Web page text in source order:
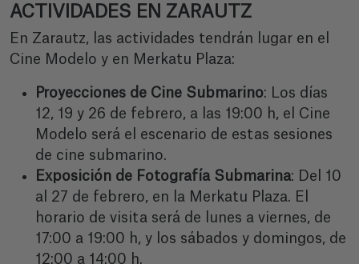
ACTIVIDADES EN ZARAUTZ
En Zarautz, las actividades tendrán lugar en el
Cine Modelo y en Merkatu Plaza:
Proyecciones de Cine Submarino: Los días
12, 19 y 26 de febrero, a las 19:00 h, el Cine
Modelo será el escenario de estas sesiones
de cine submarino.
Exposición de Fotografía Submarina: Del 10
al 27 de febrero, en la Merkatu Plaza. El
horario de visita será de lunes a viernes, de
17:00 a 19:00 h, y los sábados y domingos, de
12:00 a 14:00 h.